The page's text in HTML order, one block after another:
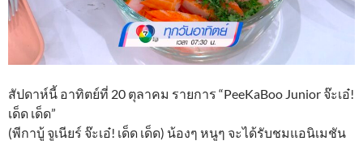
สัปดาห์นี้ อาทิตย์ที่ 20 ตุลาคม รายการ “PeeKaBoo Junior จ๊ะเอ๋!
เด็ด เด็ด”
(พีกาบู้ จูเนียร์ จ๊ะเอ๋! เด็ด เด็ด) น้องๆ หนูๆ จะได้รับชมแอนิเมชัน